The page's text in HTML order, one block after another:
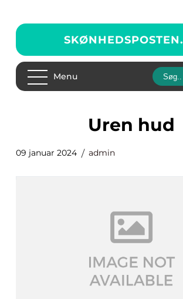
SKØNHEDSPOSTEN.
Menu
uren hud
09 januar 2024 admin